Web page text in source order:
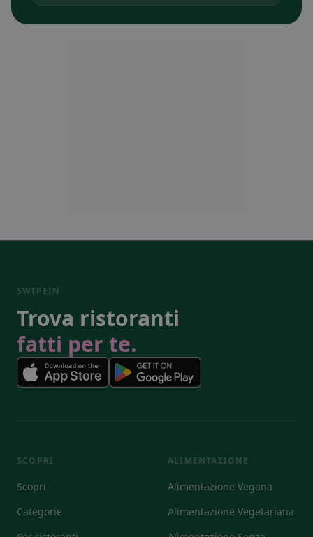
SWIPEIN
Trova ristoranti
fatti per te.
SCOPRI
Scopri
Categorie
ALIMENTAZIONE
Alimentazione Vegana
Alimentazione Vegetariana